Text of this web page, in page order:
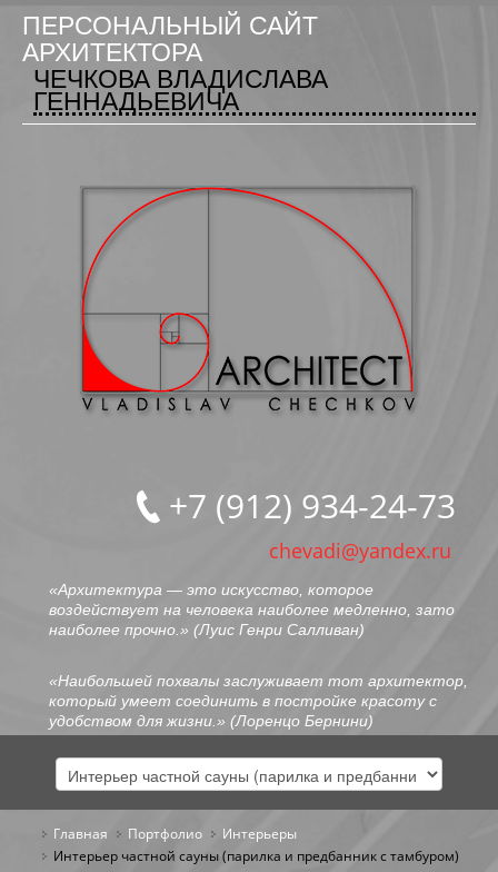
ПЕРСОНАЛЬНЫЙ САЙТ
АРХИТЕКТОРА
ЧЕЧКОВА ВЛАДИСЛАВА
ГЕННАДЬЕВИЧА
+7 (912) 934-24-73
chevadi@yandex.ru
«Архитектура — это искусство, которое
воздействует на человека наиболее медленно, зато
наиболее прочно.» (Луис Генри Салливан)
«Наибольшей похвалы заслуживает тот архитектор,
который умеет соединить в постройке красоту с
удобством для жизни.» (Лоренцо Бернини)
ГЛАВНАЯ
Главная Портфолио
Интерьеры
Интерьер частной сауны (парилка и предбанник с тамбуром)